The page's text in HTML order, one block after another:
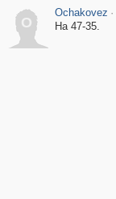
O
Ochakovez ·
На 47-35.